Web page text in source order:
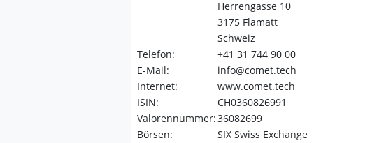
Herrengasse 10
3175 Flamatt
Schweiz
Telefon:
+41 31 744 90 00
E-Mail:
info@comet.tech
Internet:
www.comet.tech
ISIN:
CH0360826991
Valorennummer:36082699
Börsen:
SIX Swiss Exchange